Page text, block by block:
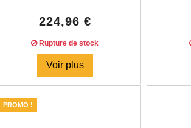
224,96 €
Rupture de stock
Voir plus
PROMO !